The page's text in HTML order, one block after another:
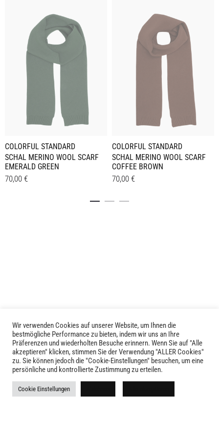
COLORFUL STANDARD
SCHAL MERINO WOOL SCARF
EMERALD GREEN
70,00 €
COLORFUL STANDARD
SCHAL MERINO WOOL SCARF
COFFEE BROWN
70,00 €
LIVID © 2024
Kontakt
Versandkosten
Wir verwenden Cookies auf unserer Website, um Ihnen die
bestmögliche Performance zu bieten, indem wir uns an Ihre
Präferenzen und wiederholten Besuche erinnern. Wenn Sie auf "Alle
akzeptieren" klicken, stimmen Sie der Verwendung "ALLER Cookies"
zu. Sie können jedoch die "Cookie-Einstellungen" besuchen, um eine
persönliche und kontrollierte Zustimmung zu erteilen.
Cookie Einstellungen